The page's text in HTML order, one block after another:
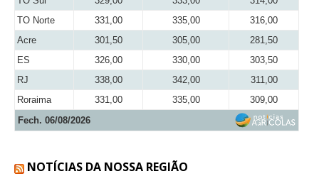
TO Norte
331,00 335,00
316,00
Acre
301,50 305,00
281,50
ES
326,00 330,00
303,50
RJ
338,00 342,00
311,00
Roraima
331,00 335,00
309,00
Fech. 06/08/2026
NOTÍCIAS DA NOSSA REGIÃO